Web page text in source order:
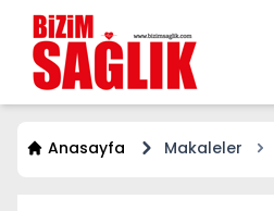
Anasayfa Makaleler